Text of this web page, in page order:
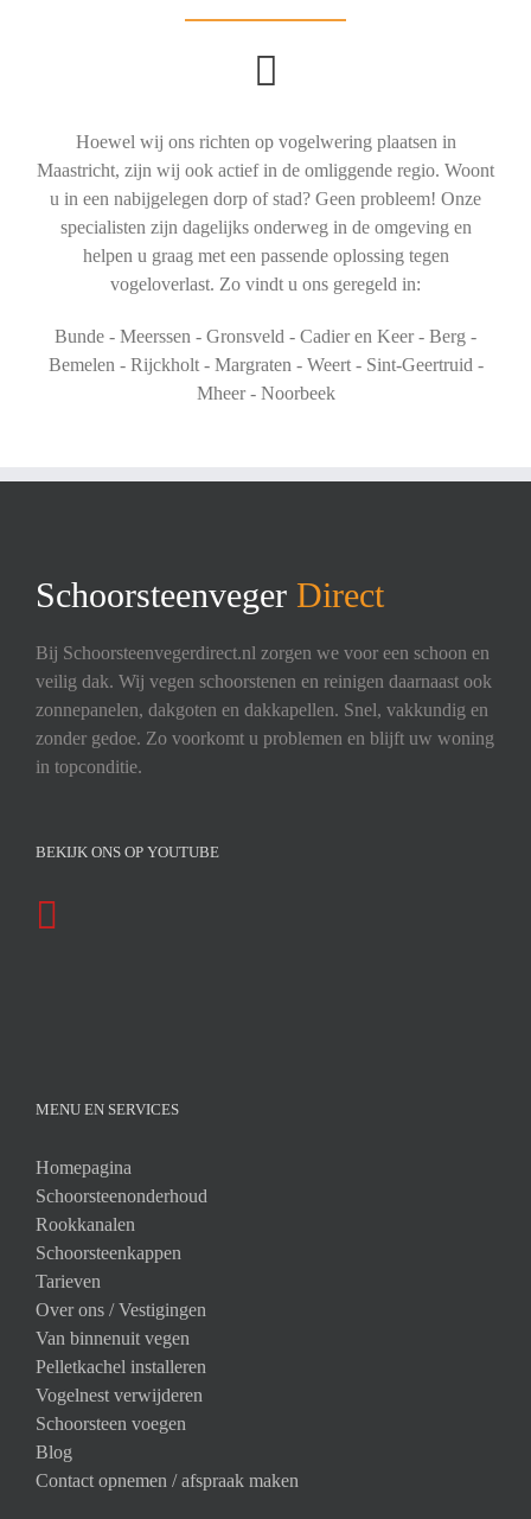
Hoewel wij ons richten op vogelwering plaatsen in
Maastricht, zijn wij ook actief in de omliggende regio. Woont
u in een nabijgelegen dorp of stad? Geen probleem! Onze
specialisten zijn dagelijks onderweg in de omgeving en
helpen u graag met een passende oplossing tegen
vogeloverlast. Zo vindt u ons geregeld in:
Bunde - Meerssen - Gronsveld - Cadier en Keer - Berg -
Bemelen - Rijckholt - Margraten - Weert - Sint-Geertruid -
Mheer - Noorbeek
Schoorsteenveger Direct
Bij Schoorsteenvegerdirect.nl zorgen we voor een schoon en
veilig dak. Wij vegen schoorstenen en reinigen daarnaast ook
zonnepanelen, dakgoten en dakkapellen. Snel, vakkundig en
zonder gedoe. Zo voorkomt u problemen en blijft uw woning
in topconditie.
BEKIJK ONS OP YOUTUBE
MENU EN SERVICES
Homepagina
Schoorsteenonderhoud
Rookkanalen
Schoorsteenkappen
Tarieven
Over ons /Vestigingen
Van binnenuit vegen
Pelletkachel installeren
Vogelnest verwijderen
Schoorsteen voegen
Blog
Contact opnemen / afspraak maken